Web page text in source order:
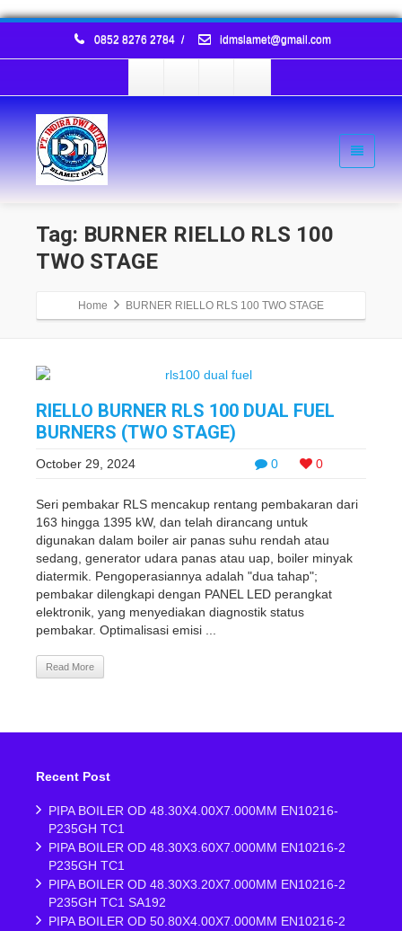
0852 8276 2784 / idmslamet@gmail.com
Tag: BURNER RIELLO RLS 100
TWO STAGE
Home BURNER RIELLO RLS 100 TWO STAGE
RIELLO BURNER RLS 100 DUAL FUEL
BURNERS (TWO STAGE)
0 0
October 29, 2024
Seri pembakar RLS mencakup rentang pembakaran dari
163 hingga 1395 kW, dan telah dirancang untuk
digunakan dalam boiler air panas suhu rendah atau
sedang, generator udara panas atau uap, boiler minyak
diatermik. Pengoperasiannya adalah "dua tahap";
pembakar dilengkapi dengan PANEL LED perangkat
elektronik, yang menyediakan diagnostik status
pembakar. Optimalisasi emisi ...
Read More
Recent Post
PIPA BOILER OD 48.30X4.00X7.000MM EN10216-
P235GH TC1
PIPA BOILER OD 48.30X3.60X7.000MM EN10216-2
P235GH TC1
PIPA BOILER OD 48.30X3.20X7.000MM EN10216-2
P235GH TC1 SA192
PIPA BOILER OD 50.80X4.00X7.000MM EN10216-2